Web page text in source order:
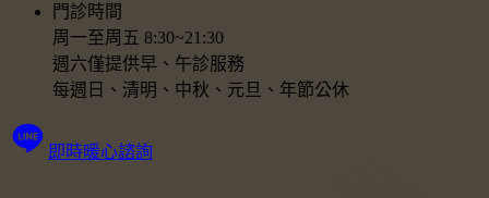
門診時間
周一至周五 8:30~21:30
週六僅提供早、午診服務
每週日、清明、中秋、元旦、年節公休
即時暖心諮詢